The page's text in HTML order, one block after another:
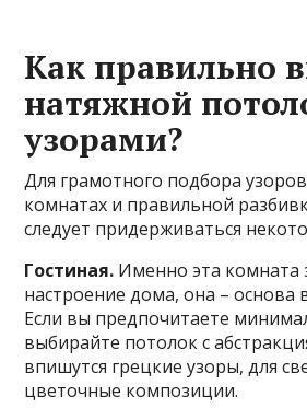
Как правильно
натяжной
узорами?
Для грамотного подбора
комнатах и правильной
следует придерживаться
Гостиная. Именно эта комната
настроение дома, она – основа
Если вы предпочитаете
выбирайте потолок с
впишутся грецкие узоры, для
цветочные композиции.